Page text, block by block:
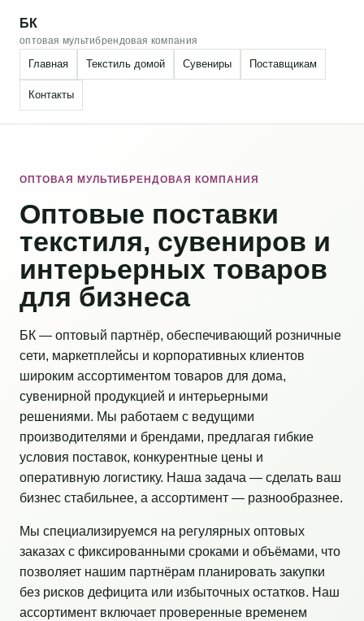
БК
оптовая мультибрендовая компания
Главная Текстиль домой Сувениры Поставщикам
Контакты
ОПТОВАЯ МУЛЬТИБРЕНДОВАЯ КОМПАНИЯ
Оптовые поставки
текстиля, сувениров и
интерьерных товаров
для бизнеса
БК — оптовый партнёр, обеспечивающий розничные
сети, маркетплейсы и корпоративных клиентов
широким ассортиментом товаров для дома,
сувенирной продукцией и интерьерными
решениями. Мы работаем с ведущими
производителями и брендами, предлагая гибкие
условия поставок, конкурентные цены и
оперативную логистику. Наша задача — сделать ваш
бизнес стабильнее, а ассортимент — разнообразнее.
Мы специализируемся на регулярных оптовых
заказах с фиксированными сроками и объёмами, что
позволяет нашим партнёрам планировать закупки
без рисков дефицита или избыточных остатков. Наш
ассортимент включает проверенные временем